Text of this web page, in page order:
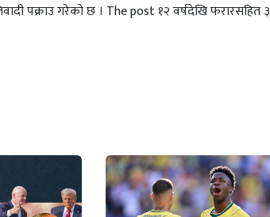
पक्राउ गरेको छ । The post १२ वर्षदेखि फरारसहित ३